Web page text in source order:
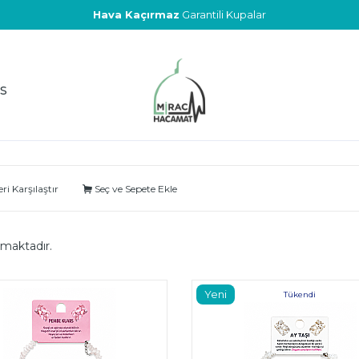
Hava Kaçırmaz Garantili Kupalar
Karşılaştır Seç ve Sepete Ekle
Yeni Tükendi